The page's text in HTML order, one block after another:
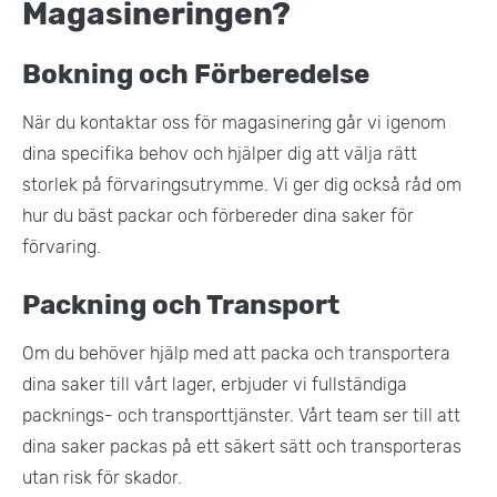
Magasineringen?
Bokning och Förberedelse
När du kontaktar oss för magasinering går vi igenom
dina specifika behov och hjälper dig att välja rätt
storlek på förvaringsutrymme. Vi ger dig också råd om
hur du bäst packar och förbereder dina saker för
förvaring.
Packning och Transport
Om du behöver hjälp med att packa och transportera
dina saker till vårt lager, erbjuder vi fullständiga
packnings- och transporttjänster. Vårt team ser till att
dina saker packas på ett säkert sätt och transporteras
utan risk för skador​.